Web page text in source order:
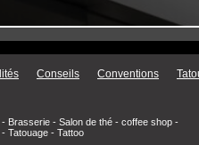
Conseils Conventions
- Brasserie - Salon de thé - coffee shop -
- Tatouage - Tattoo